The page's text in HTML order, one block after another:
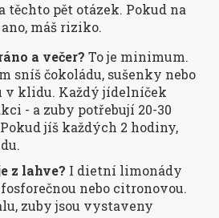
těchto pět otázek. Pokud na
máš riziko.
a večer? To je minimum.
sníš čokoládu, sušenky nebo
v klidu. Každý jídelníček
- a zuby potřebují 20-30
jíš každých 2 hodiny,
z lahve? I dietní limonády
nebo citronovou.
zuby jsou vystaveny